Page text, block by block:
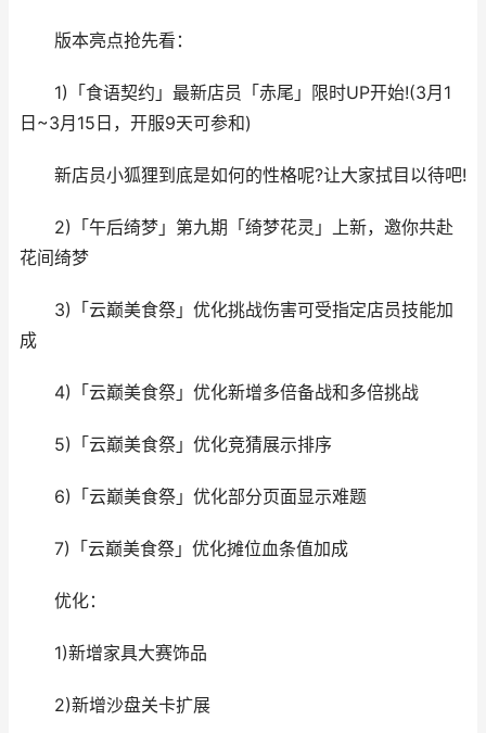
版本亮点抢先看：
1)「食语契约」最新店员「赤尾」限时UP开始!(3月1
日~3月15日，开服9天可参和)
新店员小狐狸到底是如何的性格呢?让大家拭目以待吧!
2)「午后绮梦」第九期「绮梦花灵」上新，邀你共赴
花间绮梦
3)「云巅美食祭」优化挑战伤害可受指定店员技能加
成
4)「云巅美食祭」优化新增多倍备战和多倍挑战
5)「云巅美食祭」优化竞猜展示排序
6)「云巅美食祭」优化部分页面显示难题
7)「云巅美食祭」优化摊位血条值加成
优化：
1)新增家具大赛饰品
2)新增沙盘关卡扩展